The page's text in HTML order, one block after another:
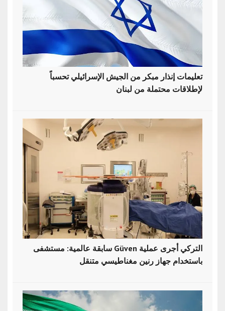
تعليمات إنذار مبكر من الجيش الإسرائيلي تحسباً
لإطلاقات محتملة من لبنان
سابقة عالمية: مستشفى Güven التركي أجرى عملية
باستخدام جهاز رنين مغناطيسي متنقل